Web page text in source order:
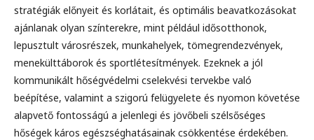
stratégiák előnyeit és korlátait, és optimális beavatkozásokat
ajánlanak olyan színterekre, mint például idősotthonok,
lepusztult városrészek, munkahelyek, tömegrendezvények,
menekülttáborok és sportlétesítmények. Ezeknek a jól
kommunikált hőségvédelmi cselekvési tervekbe való
beépítése, valamint a szigorú felügyelete és nyomon követése
alapvető fontosságú a jelenlegi és jövőbeli szélsőséges
hőségek káros egészséghatásainak csökkentése érdekében.